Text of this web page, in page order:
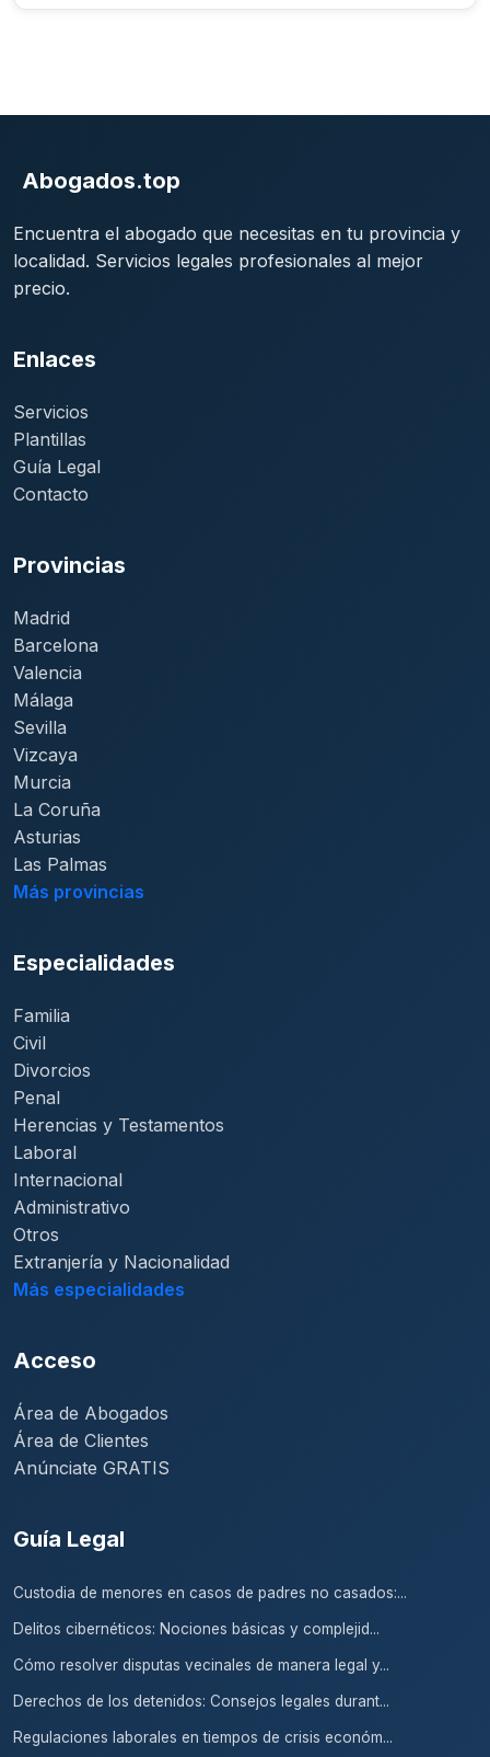
Abogados.top
Encuentra el abogado que necesitas en tu provincia y
localidad. Servicios legales profesionales al mejor
precio.
Enlaces
Servicios
Plantillas
Guía Legal
Contacto
Provincias
Madrid
Barcelona
Valencia
Málaga
Sevilla
Vizcaya
Murcia
La Coruña
Asturias
Las Palmas
Más provincias
Especialidades
Familia
Civil
Divorcios
Penal
Herencias y Testamentos
Laboral
Internacional
Administrativo
Otros
Extranjería y Nacionalidad
Más especialidades
Acceso
Área de Abogados
Área de Clientes
Anúnciate GRATIS
Guía Legal
Custodia de menores en casos de padres no casados:...
Delitos cibernéticos: Nociones básicas y complejid...
Cómo resolver disputas vecinales de manera legal y...
Derechos de los detenidos: Consejos legales durant...
Regulaciones laborales en tiempos de crisis económ...